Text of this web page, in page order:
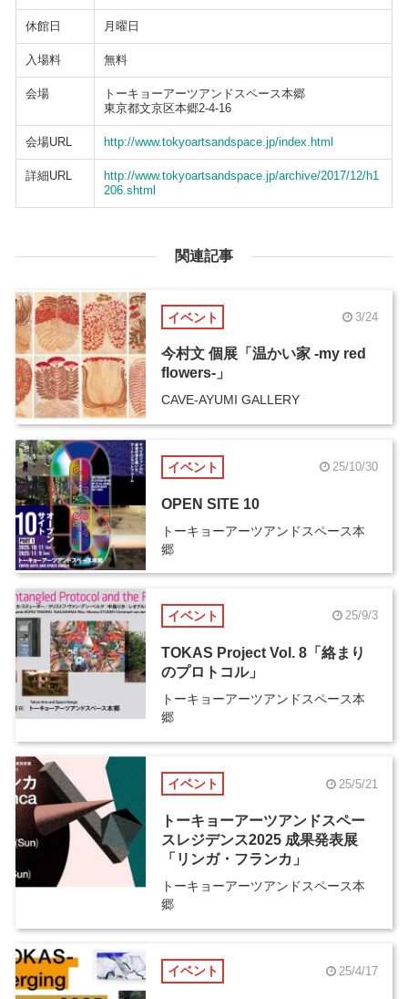
休館日 月曜日
入場料 無料
会場
トーキョーアーツアンドスペース本郷
東京都文京区本郷2-4-16
会場URL http://www.tokyoartsandspace.jp/index.html
詳細URL
http://www.tokyoartsandspace.jp/archive/2017/12/h1
206.shtml
関連記事
イベント 3/24
今村文 個展「温かい家 -my red
flowers-」
CAVE-AYUMI GALLERY
イベント 25/10/30
OPEN SITE 10
トーキョーアーツアンドスペース本
郷
イベント 25/9/3
TOKAS Project Vol. 8「絡まり
のプロトコル」
トーキョーアーツアンドスペース本
郷
イベント 25/5/21
トーキョーアーツアンドスペー
スレジデンス2025 成果発表展
「リンガ・フランカ」
トーキョーアーツアンドスペース本
郷
イベント 25/4/17